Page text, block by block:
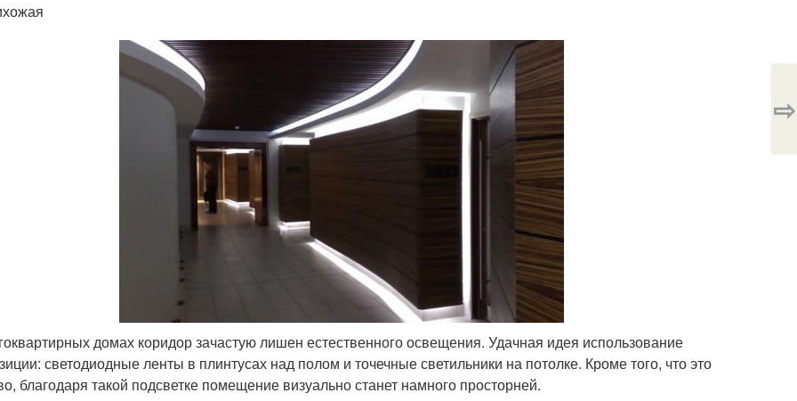
домах коридор зачастую лишен естественного освещения. Удачная идея использование
светодиодные ленты в плинтусах над полом и точечные светильники на потолке. Кроме того, что это
благодаря такой подсветке помещение визуально станет намного просторней.
⇨